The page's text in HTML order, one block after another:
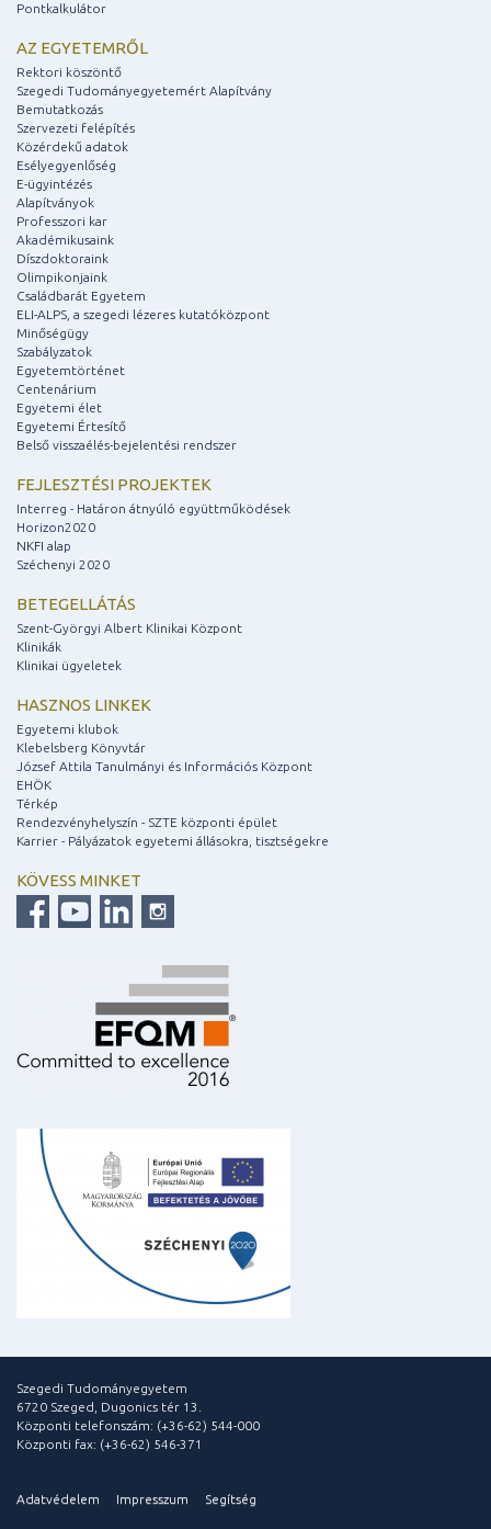
Pontkalkulátor
AZ EGYETEMRŐL
Rektori köszöntő
Szegedi Tudományegyetemért Alapítvány
Bemutatkozás
Szervezeti felépítés
Közérdekű adatok
Esélyegyenlőség
E-ügyintézés
Alapítványok
Professzori kar
Akadémikusaink
Díszdoktoraink
Olimpikonjaink
Családbarát Egyetem
ELI-ALPS, a szegedi lézeres kutatóközpont
Minőségügy
Szabályzatok
Egyetemtörténet
Centenárium
Egyetemi élet
Egyetemi Értesítő
Belső visszaélés-bejelentési rendszer
FEJLESZTÉSI PROJEKTEK
Interreg - Határon átnyúló együttműködések
Horizon2020
NKFI alap
Széchenyi 2020
BETEGELLÁTÁS
Szent-Györgyi Albert Klinikai Központ
Klinikák
Klinikai ügyeletek
HASZNOS LINKEK
Egyetemi klubok
Klebelsberg Könyvtár
József Attila Tanulmányi és Információs Központ
EHÖK
Térkép
Rendezvényhelyszín - SZTE központi épület
Karrier - Pályázatok egyetemi állásokra, tisztségekre
KÖVESS MINKET
Szegedi Tudományegyetem
6720 Szeged, Dugonics tér 13.
Központi telefonszám: (+36-62) 544-000
Központi fax: (+36-62) 546-371
Adatvédelem Impresszum Segítség